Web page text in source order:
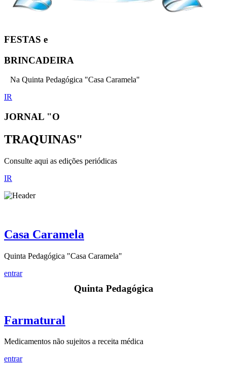
FESTAS e
BRINCADEIRA
Na Quinta Pedagógica "Casa Caramela"
IR
JORNAL "O
TRAQUINAS"
Consulte aqui as edições periódicas
IR
Casa Caramela
Quinta Pedagógica "Casa Caramela"
entrar
Quinta Pedagógica
Farmatural
Medicamentos não sujeitos a receita médica
entrar